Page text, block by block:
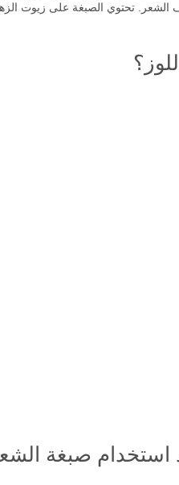
الشعر. تحتوي الصبغة على زيوت
استخدام صبغة